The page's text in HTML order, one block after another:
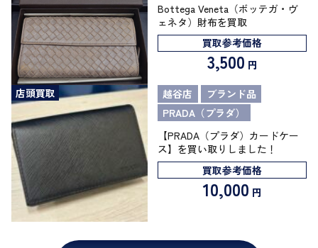
Bottega Veneta（ボッテガ・ヴ
ェネタ）財布を買取
買取参考価格
3,500 円
店頭買取
越谷店
ブランド品
PRADA（プラダ）
【PRADA（プラダ）カードケー
ス】を買い取りしました！
買取参考価格
10,000 円